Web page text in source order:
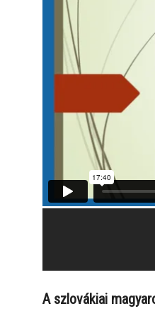
Bősi
az
A szlovákiai